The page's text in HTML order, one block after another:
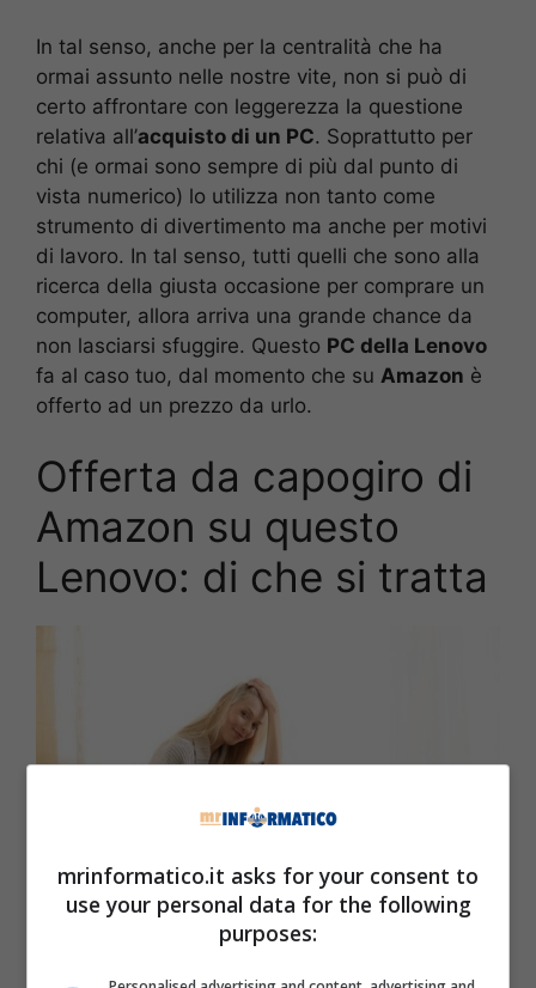
In tal senso, anche per la centralità che ha
ormai assunto nelle nostre vite, non si può di
certo affrontare con leggerezza la questione
relativa all’acquisto di un PC. Soprattutto per
chi (e ormai sono sempre di più dal punto di
vista numerico) lo utilizza non tanto come
strumento di divertimento ma anche per motivi
di lavoro. In tal senso, tutti quelli che sono alla
ricerca della giusta occasione per comprare un
computer, allora arriva una grande chance da
non lasciarsi sfuggire. Questo PC della Lenovo
fa al caso tuo, dal momento che su Amazon è
offerto ad un prezzo da urlo.
Offerta da capogiro di
Amazon su questo
Lenovo: di che si tratta
Offerta per questo Lenovo su Amazon: è arrivato ad un prezzo
mrinformatico.it asks for your consent to
use your personal data for the following
purposes: